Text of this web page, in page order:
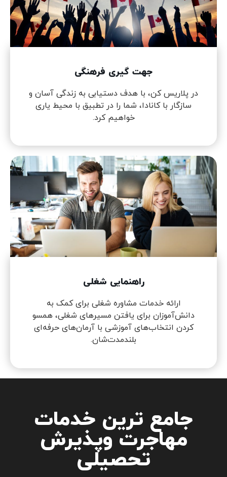
جهت گیری فرهنگی
در پلاریس کن، با هدف دستیابی به زندگی آسان و
سازگار با کانادا، شما را در تطبیق با محیط یاری
خواهیم کرد.
راهنمایی شغلی
ارائه خدمات مشاوره شغلی برای کمک به
دانش‌آموزان برای یافتن مسیرهای شغلی، همسو
کردن انتخاب‌های آموزشی با آرمان‌های حرفه‌ای
بلندمدت‌شان.
جامع ترین خدمات
مهاجرت وپذیرش
تحصیلی